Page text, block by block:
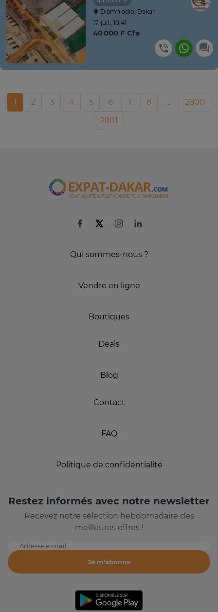
Diamniadio, Dakar
17. juil., 10:41
40 000 F Cfa
1 2 3 4 5 6 7 8 ...
2800
2801
Qui sommes-nous ?
Vendre en ligne
Boutiques
Deals
Blog
Contact
FAQ
Politique de confidentialité
Restez informés avec notre newsletter
Recevez notre sélection hebdomadaire des
meilleures offres !
Adresse e-mail
Je m'abonne